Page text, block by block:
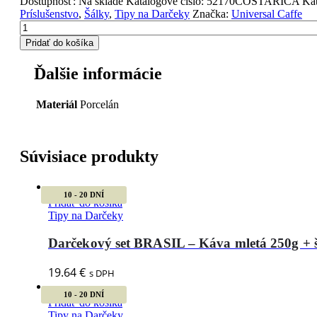
Príslušenstvo, Šálky, Tipy na Darčeky Značka: Universal Caffe
Pridať do košíka
Ďalšie informácie
Materiál Porcelán
Súvisiace produkty
10 - 20 DNÍ
Pridať do košíka
Tipy na Darčeky
Darčekový set BRASIL – Káva mletá 250g +
19.64€ s DPH
10 - 20 DNÍ
Pridať do košíka